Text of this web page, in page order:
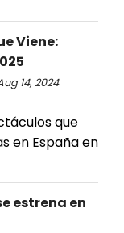
Viene:
14, 2024
que
en España en
estrena en